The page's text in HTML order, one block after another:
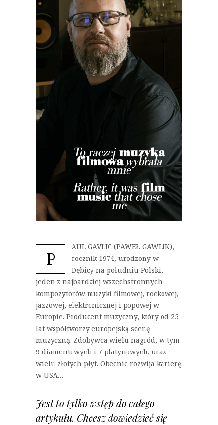
P
AUL GAVLIC (PAWEŁ GAWLIK),
rocznik 1974, urodzony w
Dębicy na południu Polski,
jeden z najbardziej wszechstronnych
kompozytorów muzyki filmowej, rockowej,
jazzowej, elektronicznej i popowej w
Europie. Producent muzyczny, który od 25
lat współtworzy europejską scenę
muzyczną. Zdobywca wielu nagród, w tym
9 diamentowych i 7 platynowych, oraz
wielu złotych płyt. Obecnie rozwija karierę
w USA…
Jest to tylko wstęp do całego
artykułu. Chcesz dowiedzieć się